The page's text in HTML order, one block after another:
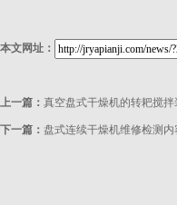
本文网址：
上一篇： 真空盘式干燥机的转耙搅拌
下一篇： 盘式连续干燥机维修检测内